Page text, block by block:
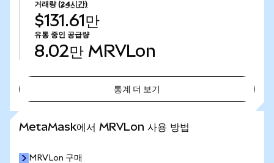
거래량 (24시간)
$131.61만
유통 중인 공급량
8.02만 MRVLon
통계 더 보기
MetaMask에서 MRVLon 사용 방법
MRVLon 구매